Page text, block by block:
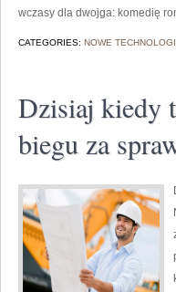
wczasy dla dwojga: komedię
CATEGORIES: NOWE
Dzisiaj kiedy
biegu za